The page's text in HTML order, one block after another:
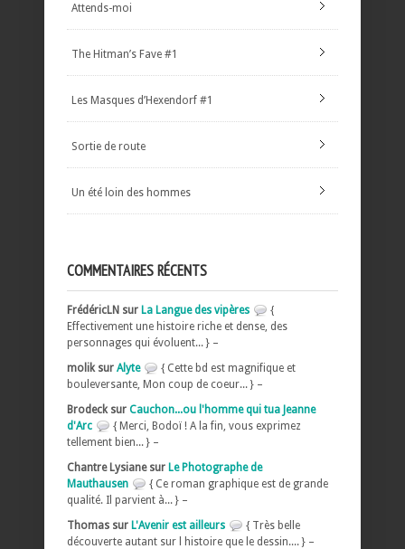
Attends-moi
The Hitman’s Fave #1
Les Masques d’Hexendorf #1
Sortie de route
Un été loin des hommes
COMMENTAIRES RÉCENTS
FrédéricLN sur La Langue des vipères
{
Effectivement une histoire riche et dense, des
personnages qui évoluent... } –
molik sur Alyte
{ Cette bd est magnifique et
bouleversante, Mon coup de coeur... } –
Brodeck sur Cauchon...ou l'homme qui tua Jeanne
d'Arc
{ Merci, Bodoï ! A la fin, vous exprimez
tellement bien... } –
Chantre Lysiane sur Le Photographe de
Mauthausen
{ Ce roman graphique est de grande
qualité. Il parvient à... } –
Thomas sur L'Avenir est ailleurs
{ Très belle
découverte autant sur l histoire que le dessin.... } –